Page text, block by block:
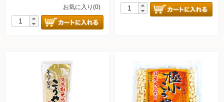
お気に入り(0)